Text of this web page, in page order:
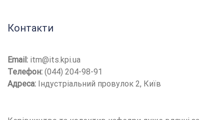
Контакти
Email: itm@its.kpi.ua
Телефон: (044) 204-98-91
Адреса: Індустріальний провулок 2, Київ